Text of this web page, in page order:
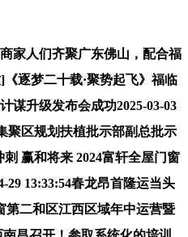
人们齐聚广东佛山，配合福
逐梦二十载·聚势起飞》福临
谋升级发布会成功2025-03-03
聚区规划扶植批示部副总批示
赢和将来 2024富轩全屋门窗
29 13:33:54春龙昂首隆运当头
第二和区江西区域年中运营暨